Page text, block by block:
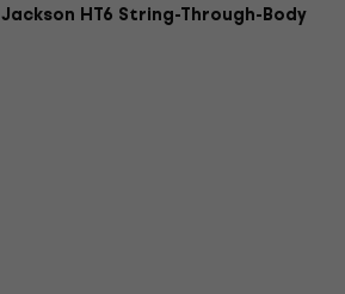
Jackson HT6 String-Through-Body